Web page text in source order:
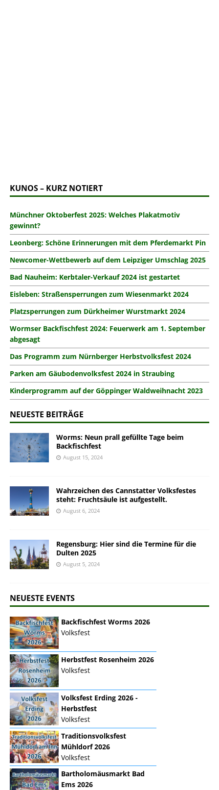
KUNOS – KURZ NOTIERT
Münchner Oktoberfest 2025: Welches Plakatmotiv
gewinnt?
Leonberg: Schöne Erinnerungen mit dem Pferdemarkt Pin
Newcomer-Wettbewerb auf dem Leipziger Umschlag 2025
Bad Nauheim: Kerbtaler-Verkauf 2024 ist gestartet
Eisleben: Straßensperrungen zum Wiesenmarkt 2024
Platzsperrungen zum Dürkheimer Wurstmarkt 2024
Wormser Backfischfest 2024: Feuerwerk am 1. September
abgesagt
Das Programm zum Nürnberger Herbstvolksfest 2024
Parken am Gäubodenvolksfest 2024 in Straubing
Kinderprogramm auf der Göppinger Waldweihnacht 2023
NEUESTE BEITRÄGE
Worms: Neun prall gefüllte Tage beim
Backfischfest
August 15, 2024
Wahrzeichen des Cannstatter Volksfestes
steht: Fruchtsäule ist aufgestellt.
August 6, 2024
Regensburg: Hier sind die Termine für die
Dulten 2025
August 5, 2024
NEUESTE EVENTS
Backfischfest Worms 2026
Volksfest
Herbstfest Rosenheim 2026
Volksfest
Volksfest Erding 2026 -
Herbstfest
Volksfest
Traditionsvolksfest
Mühldorf 2026
Volksfest
Bartholomäusmarkt Bad
Ems 2026